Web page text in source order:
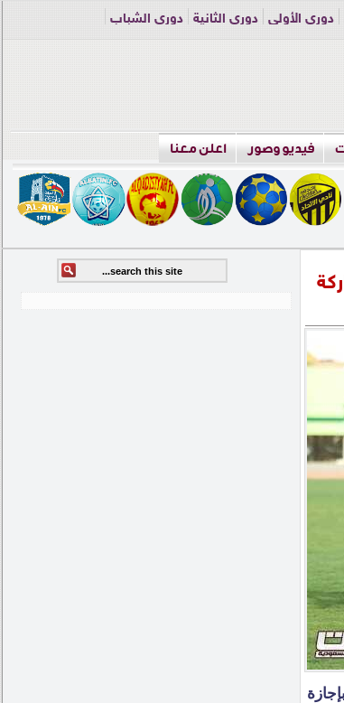
دوري الأولى دوري الثانية
دوري الشباب
فيديو وصور اعلن معنا